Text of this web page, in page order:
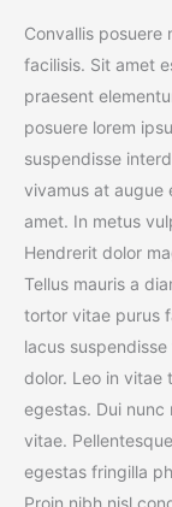
Convallis posuere
facilisis. Sit amet
praesent
posuere lorem
suspendisse
vivamus at augue
amet. In metus
Hendrerit dolor
Tellus mauris a
tortor vitae purus
lacus
dolor. Leo in vitae
egestas. Dui nunc
vitae.
egestas fringilla